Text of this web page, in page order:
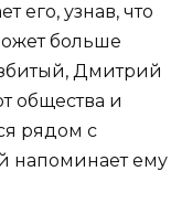
его, узнав, что
больше
Дмитрий
общества и
рядом с
напоминает ему